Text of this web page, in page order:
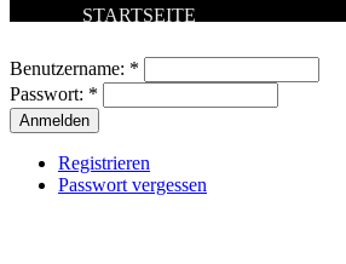
STARTSEITE
BESTE TATTOOS
NEUESTE TATTOOS
KOMMENTARE
FORUM
Benutzername: *
Passwort: *
Registrieren
Passwort vergessen